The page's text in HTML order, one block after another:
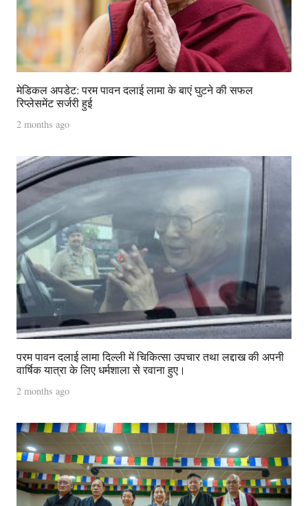
मेडिकल अपडेट: परम पावन दलाई लामा के बाएं घुटने की सफल
रिप्लेसमेंट सर्जरी हुई
2 months ago
परम पावन दलाई लामा दिल्ली में चिकित्सा उपचार तथा लद्दाख की अपनी
वार्षिक यात्रा के लिए धर्मशाला से रवाना हुए।
2 months ago